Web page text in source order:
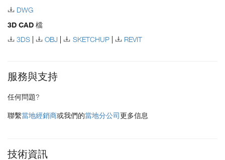
DWG
3D CAD 檔
3DS
OBJ SKETCHUP REVIT
服務與支持
任何問題?
聯繫當地經銷商或我們的當地分公司更多信息
技術資訊